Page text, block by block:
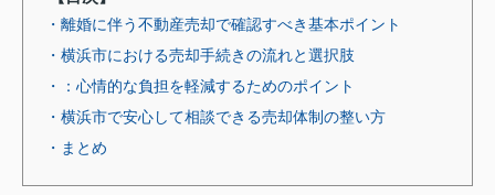
・離婚に伴う不動産売却で確認すべき基本ポイント
・横浜市における売却手続きの流れと選択肢
・：心情的な負担を軽減するためのポイント
・横浜市で安心して相談できる売却体制の整い方
・まとめ